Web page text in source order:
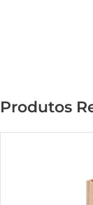
Produtos